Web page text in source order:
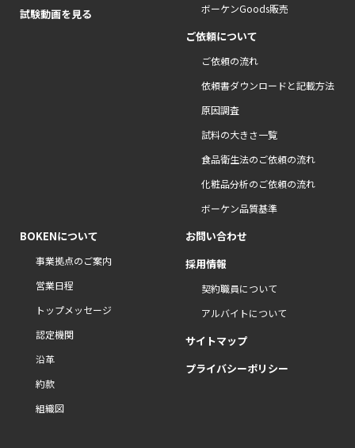
試験動画を見る
ボーケンGoods販売
ご依頼について
ご依頼の流れ
依頼書ダウンロードと記載方法
原因調査
試料の大きさ一覧
食品衛生法のご依頼の流れ
化粧品分析のご依頼の流れ
ボーケン品質基準
BOKENについて
事業拠点のご案内
営業日程
トップメッセージ
認定機関
沿革
約款
組織図
お問い合わせ
採用情報
契約職員について
アルバイトについて
サイトマップ
プライバシーポリシー